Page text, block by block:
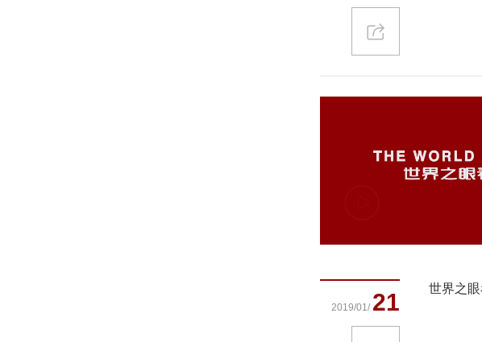
2019/01/ 21
世界之